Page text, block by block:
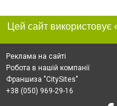
Реклама на сайті
Робота в нашій компанії
Франшиза "CitySites"
+38 (050) 969-29-16